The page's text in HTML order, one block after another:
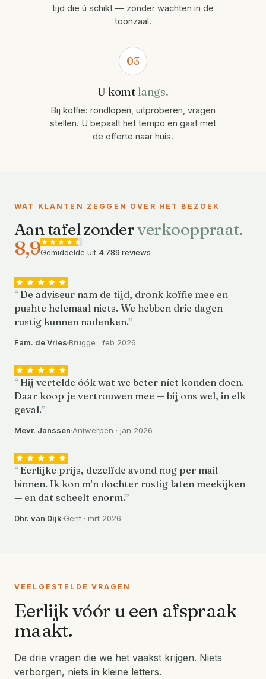
tijd die ú schikt — zonder wachten in de
toonzaal.
03
U komt langs.
Bij koffie: rondlopen, uitproberen, vragen
stellen. U bepaalt het tempo en gaat met
de offerte naar huis.
WAT KLANTEN ZEGGEN OVER HET BEZOEK
Aan tafel zonderverkooppraat.
8,9Gemiddelde uit 4.789 reviews
De adviseur nam de tijd, dronk koffie mee en
pushte helemaal niets. We hebben drie dagen
rustig kunnen nadenken.
Fam. de Vries Brugge · feb 2026
Hij vertelde óók wat we beter níet konden doen.
Daar koop je vertrouwen mee — bij ons wel, in elk
geval.
Mevr. Janssen Antwerpen · jan 2026
Eerlijke prijs, dezelfde avond nog per mail
binnen. Ik kon m'n dochter rustig laten meekijken
— en dat scheelt enorm.
Dhr. van Dijk Gent · mrt 2026
VEELGESTELDE VRAGEN
Eerlijk vóór u een afspraak
maakt.
De drie vragen die we het vaakst krijgen. Niets
verborgen, niets in kleine letters.